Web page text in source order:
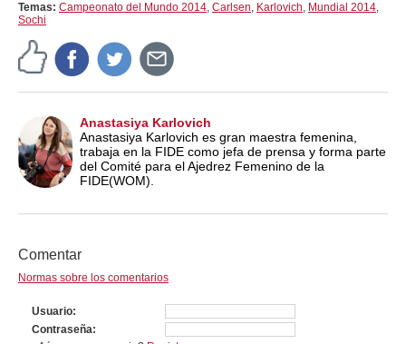
Temas: Campeonato del Mundo 2014, Carlsen, Karlovich, Mundial 2014,
Sochi
Anastasiya Karlovich
Anastasiya Karlovich es gran maestra femenina,
trabaja en la FIDE como jefa de prensa y forma parte
del Comité para el Ajedrez Femenino de la
FIDE(WOM).
Comentar
Normas sobre los comentarios
Usuario
Contraseña